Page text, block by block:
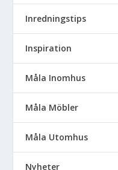
Inredningstips
Inspiration
Måla Inomhus
Måla Möbler
Måla Utomhus
Nyheter